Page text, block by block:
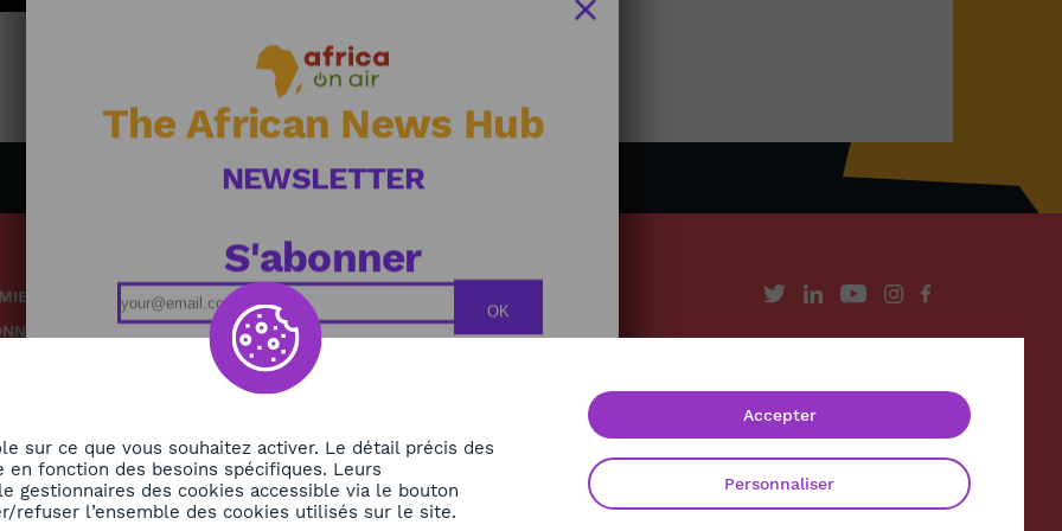
Podcasts
Replays
Grille des émissions
Politique de confidentialité
The African News Hub
NEWSLETTER
S'abonner
OK
sur ce que vous souhaitez activer. Le détail précis des
fonction des besoins spécifiques. Leurs
gestionnaires des cookies accessible via le bouton
refuser l’ensemble des cookies utilisés sur le site.
Personnaliser
Accepter